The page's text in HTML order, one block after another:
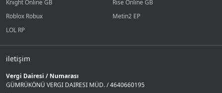
Knight Online GB
Rise Online GB
Roblox Robux
Metin2 EP
LOL RP
iletişim
Vergi Dairesi / Numarası
GÜMRÜKÖNÜ VERGI DAIRESI MÜD. / 4640660195